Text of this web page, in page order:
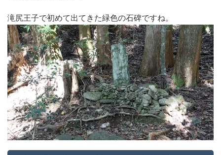
滝尻王子で初めて出てきた緑色の石碑ですね。